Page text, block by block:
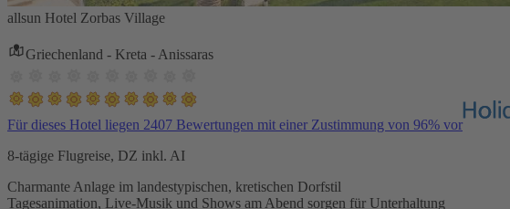
allsun Hotel Zorbas Village
Griechenland - Kreta - Anissaras
Für dieses Hotel liegen 2407 Bewertungen mit einer Zustimmung von 96% vor
8-tägige Flugreise, DZ inkl. AI
Charmante Anlage im landestypischen, kretischen Dorfstil
Tagesanimation, Live-Musik und Shows am Abend sorgen für Unterhaltung